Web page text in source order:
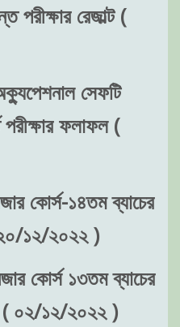
পরীক্ষার রেজাল্ট (
সেফটি
পরীক্ষার ফলাফল (
কোর্স-১৪তম ব্যাচের
২০/১২/২০২২ )
কোর্স ১৩তম ব্যাচের
( ০২/১২/২০২২ )